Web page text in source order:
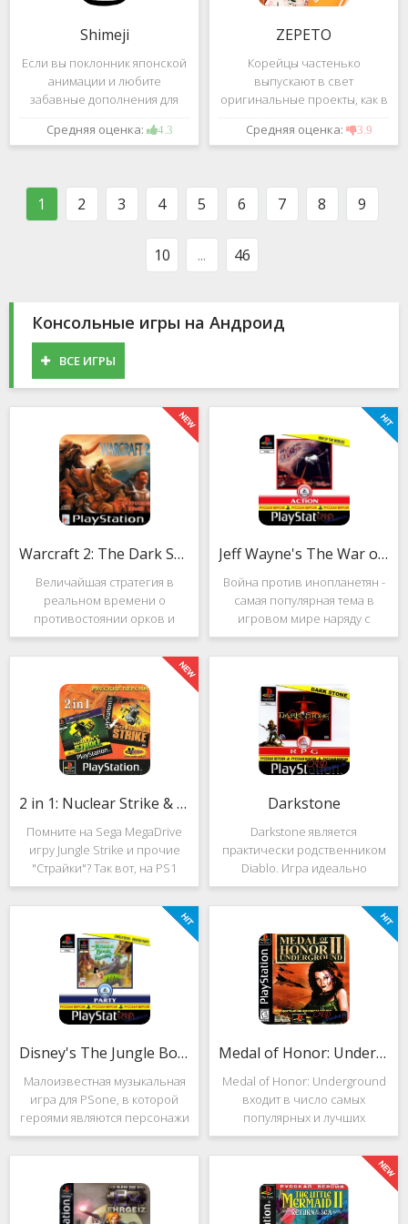
Shimeji
Если вы поклонник японской
анимации и любите
забавные дополнения для
своего смартфона, обратите
внимание на Shimeji -
устройства милыми
персонажами в
Средняя оценка: 4.3
ZEPETO
Корейцы частенько
выпускают в свет
оригинальные проекты, как в
сфере игр, так и приложений.
Так, ZEPETO стремительно
Южной Кореи, не смотря на
Средняя оценка: 3.9
1 2 3 4 5 6 7 8 9
10 ... 46
Консольные игры на Андроид
ВСЕ ИГРЫ
Warcraft 2: The Dark Saga
Величайшая стратегия в
реальном времени о
противостоянии орков и
людей. Warcraft 2: The Dark
Saga рассказывает
классическую историю, в
которой идёт битва за
королевство Азерот в мире
Средневековья с
Jeff Wayne's The War of the Worlds
Война против инопланетян -
самая популярная тема в
игровом мире наряду с
войнами против
террористов и зомби. Здесь
народы объединяются в
борьбе с врагом, Земля
рушится, но
2 in 1: Nuclear Strike & Soviet Strike
Помните на Sega MegaDrive
игру Jungle Strike и прочие
"Страйки"? Так вот, на PS1
данная серия продолжила
своё существование. Вышло
ещё 2 "Страйка", где мы всё
так же управляем вертолётом
и уничтожаем
Darkstone
Darkstone является
практически родственником
Diablo. Игра идеально
подойдёт для тех, кто ищет
альтернативу последнему.
Несмотря на то, что эти 2
игры создавались разными
людьми, Darkstone имеет
общие
Disney's The Jungle Book: Groove Party
Малоизвестная музыкальная
игра для PSone, в которой
героями являются персонажи
"Книги джунглей". Это не
платформер и не Action.
оригинален. Перед стартом
вы будете выбирать песню.
Medal of Honor: Underground
Medal of Honor: Underground
входит в число самых
популярных и лучших
шутеров от первого лица для
Sony Playstation. Эта игра
посвящена Второй мировой
войне. Вы будете играть за
девушку Менон. Являясь